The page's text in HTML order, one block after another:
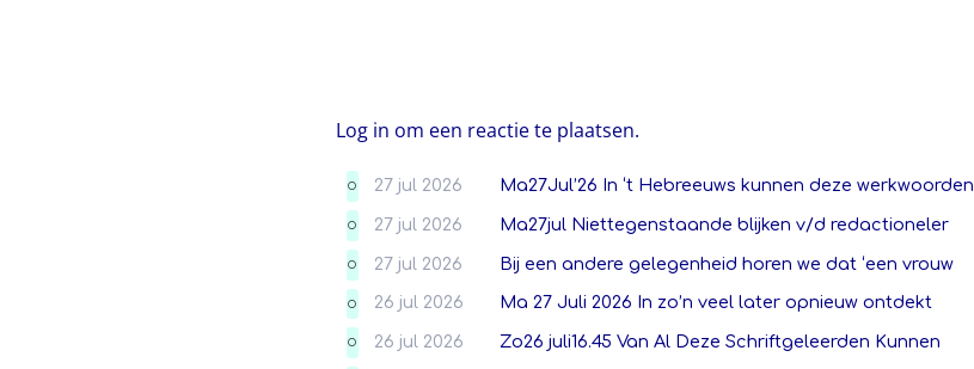
Log in om een reactie te plaatsen.
O 27 jul 2026 Ma27Jul’26 In ‘t Hebreeuws kunnen deze werkwoorden
O 27 jul 2026 Ma27jul Niettegenstaande blijken v/d redactioneler
O 27 jul 2026 Bij een andere gelegenheid horen we dat ‘een vrouw
O 26 jul 2026 Ma 27 Juli 2026 In zo’n veel later opnieuw ontdekt
O 26 jul 2026 Zo26 juli16.45 Van Al Deze Schriftgeleerden Kunnen